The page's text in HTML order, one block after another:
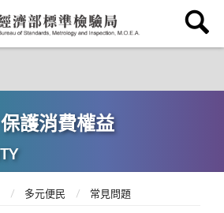
護消費權益
多元便民 常見問題